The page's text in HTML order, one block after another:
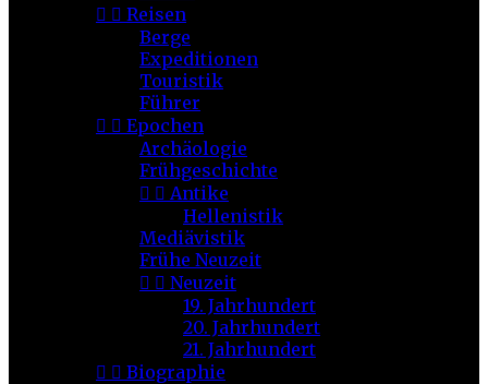
  Reisen
Berge
Expeditionen
Touristik
Führer
  Epochen
Archäologie
Frühgeschichte
  Antike
Hellenistik
Mediävistik
Frühe Neuzeit
  Neuzeit
19. Jahrhundert
20. Jahrhundert
21. Jahrhundert
  Biographie